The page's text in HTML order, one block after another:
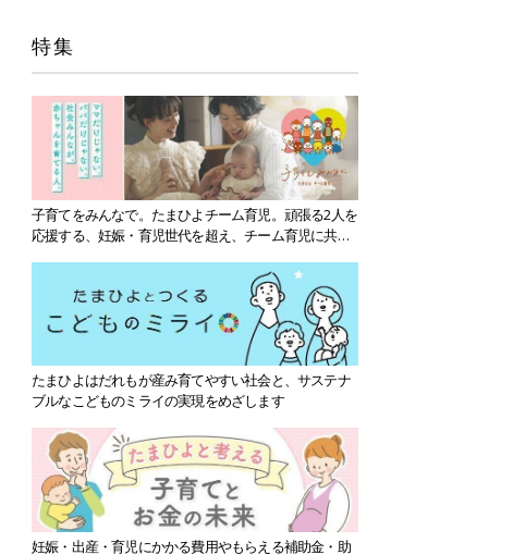
特集
子育てをみんなで。たまひよチーム育児。頑張る2人を
応援する、妊娠・育児世代を超え、チーム育児に共感
たまひよはだれもが産み育てやすい社会と、サステナ
ブルなこどものミライの実現をめざします
妊娠・出産・育児にかかる費用やもらえる補助金・助